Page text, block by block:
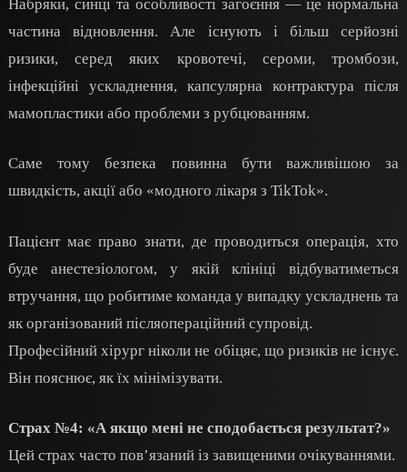
Набряки, синці та особливості загоєння — це нормальна
частина відновлення. Але існують і більш серйозні
ризики, серед яких кровотечі, сероми, тромбози,
інфекційні ускладнення, капсулярна контрактура після
мамопластики або проблеми з рубцюванням.
Саме тому безпека повинна бути важливішою за
швидкість, акції або «модного лікаря з TikTok».
Пацієнт має право знати, де проводиться операція, хто
буде анестезіологом, у якій клініці відбуватиметься
втручання, що робитиме команда у випадку ускладнень та
як організований післяопераційний супровід.
Професійний хірург ніколи не обіцяє, що ризиків не існує.
Він пояснює, як їх мінімізувати.
Страх №4: «А якщо мені не сподобається результат?»
Цей страх часто пов’язаний із завищеними очікуваннями.